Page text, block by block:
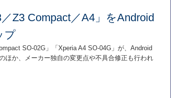
Z3 Compact／A4」をAndroid
プ
SO-02G」「Xperia A4 SO-04G」が、Android
ほか、メーカー独自の変更点や不具合修正も行われ